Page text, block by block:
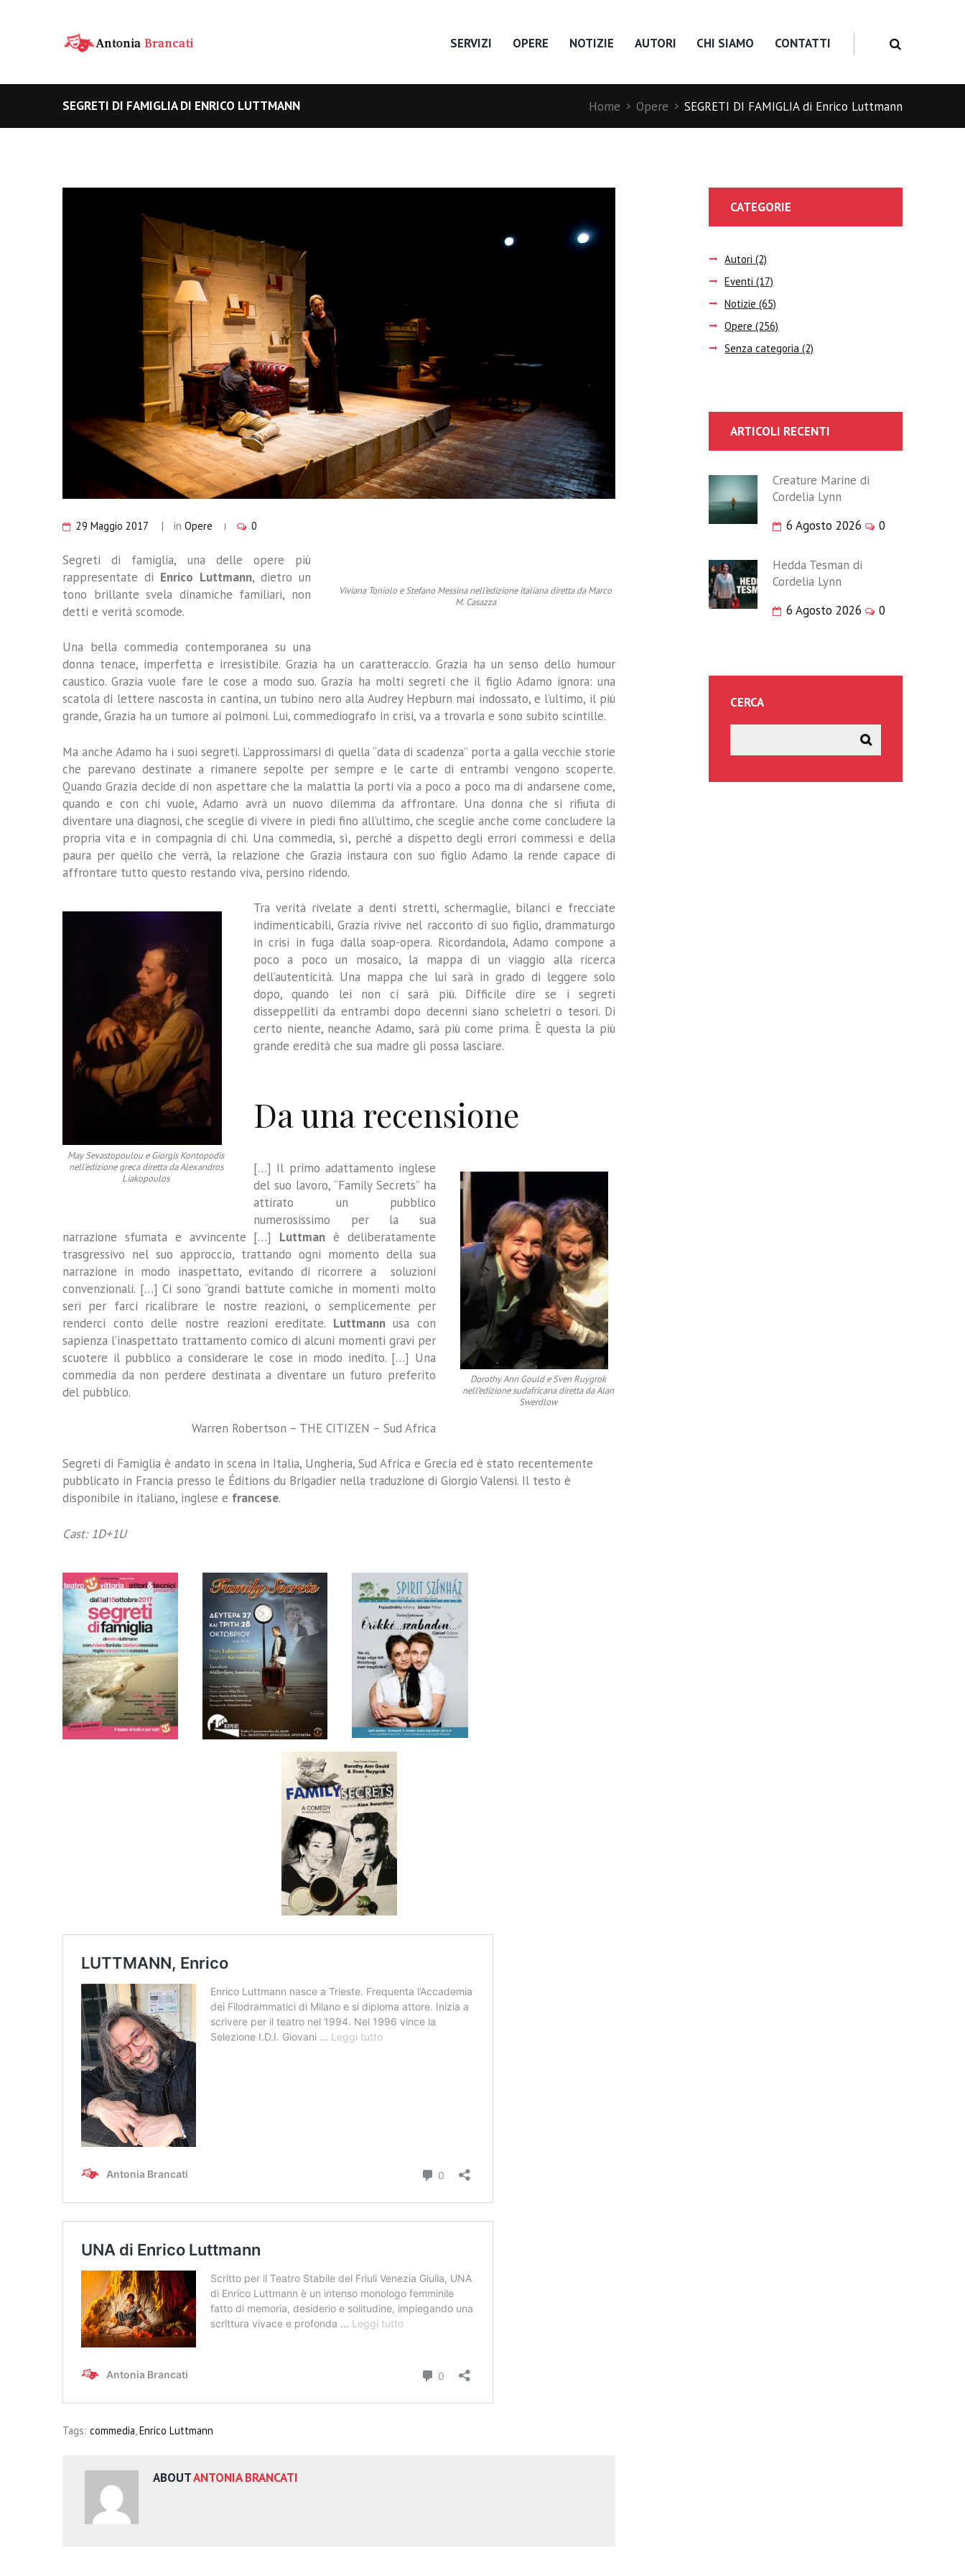
SERVIZI OPERE NOTIZIE AUTORI CHI SIAMO CONTATTI
SEGRETI DI FAMIGLIA DI ENRICO LUTTMANN Home Opere SEGRETI DI FAMIGLIA di Enrico Luttmann
29 Maggio 2017 inOpere 0
Viviana Toniolo e Stefano Messina nell’edizione italiana diretta da Marco
M. Casazza
Segreti di famiglia, una delle opere più
rappresentate di Enrico Luttmann, dietro un
tono brillante svela dinamiche familiari, non
detti e verità scomode.
Una bella commedia contemporanea su una
donna tenace, imperfetta e irresistibile. Grazia ha un caratteraccio. Grazia ha un senso dello humour
caustico. Grazia vuole fare le cose a modo suo. Grazia ha molti segreti che il figlio Adamo ignora: una
scatola di lettere nascosta in cantina, un tubino nero alla Audrey Hepburn mai indossato, e l’ultimo, il più
grande, Grazia ha un tumore ai polmoni. Lui, commediografo in crisi, va a trovarla e sono subito scintille.
Ma anche Adamo ha i suoi segreti. L’approssimarsi di quella “data di scadenza” porta a galla vecchie storie
che parevano destinate a rimanere sepolte per sempre e le carte di entrambi vengono scoperte.
Quando Grazia decide di non aspettare che la malattia la porti via a poco a poco ma di andarsene come,
quando e con chi vuole, Adamo avrà un nuovo dilemma da affrontare. Una donna che si rifiuta di
diventare una diagnosi, che sceglie di vivere in piedi fino all’ultimo, che sceglie anche come concludere la
propria vita e in compagnia di chi. Una commedia, sì, perché a dispetto degli errori commessi e della
paura per quello che verrà, la relazione che Grazia instaura con suo figlio Adamo la rende capace di
affrontare tutto questo restando viva, persino ridendo.
May Sevastopoulou e Giorgis Kontopodis
nell’edizione greca diretta da Alexandros
Liakopoulos
Tra verità rivelate a denti stretti, schermaglie, bilanci e frecciate
indimenticabili, Grazia rivive nel racconto di suo figlio, drammaturgo
in crisi in fuga dalla soap-opera. Ricordandola, Adamo compone a
poco a poco un mosaico, la mappa di un viaggio alla ricerca
dell’autenticità. Una mappa che lui sarà in grado di leggere solo
dopo, quando lei non ci sarà più. Difficile dire se i segreti
disseppelliti da entrambi dopo decenni siano scheletri o tesori. Di
certo niente, neanche Adamo, sarà più come prima. È questa la più
grande eredità che sua madre gli possa lasciare.
Da una recensione
Dorothy Ann Gould e Sven Ruygrok
nell’edizione sudafricana diretta da Alan
Swerdlow
[…] Il primo adattamento inglese
del suo lavoro, “Family Secrets” ha
attirato un pubblico
numerosissimo per la sua
narrazione sfumata e avvincente […] Luttman è deliberatamente
trasgressivo nel suo approccio, trattando ogni momento della sua
narrazione in modo inaspettato, evitando di ricorrere a
soluzioni
convenzionali. […] Ci sono “grandi battute comiche in momenti molto
seri per farci ricalibrare le nostre reazioni, o semplicemente per
renderci conto delle nostre reazioni ereditate. Luttmannusa con
sapienza l’inaspettato trattamento comico di alcuni momenti gravi per
scuotere il pubblico a considerare le cose in modo inedito. […] Una
commedia da non perdere destinata a diventare un futuro preferito
del pubblico.
Warren Robertson – THE CITIZEN – Sud Africa
Segreti di Famiglia è andato in scena in Italia, Ungheria, Sud Africa e Grecia ed è stato recentemente
pubblicato in Francia presso le Éditions du Brigadier nella traduzione di Giorgio Valensi. Il testo è
disponibile in italiano, inglese e francese.
Cast: 1D+1U
Tags: commedia Enrico Luttmann
ABOUTANTONIA BRANCATI
CATEGORIE
Autori (2)
Eventi (17)
Notizie (65)
Opere (256)
Senza categoria (2)
ARTICOLI RECENTI
Creature Marine di
Cordelia Lynn
6 Agosto 2026
0
Hedda Tesman di
Cordelia Lynn
6 Agosto 2026
0
CERCA